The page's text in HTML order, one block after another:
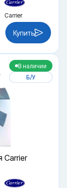
Carrier
Купить
В наличии
Б/У
Carrier